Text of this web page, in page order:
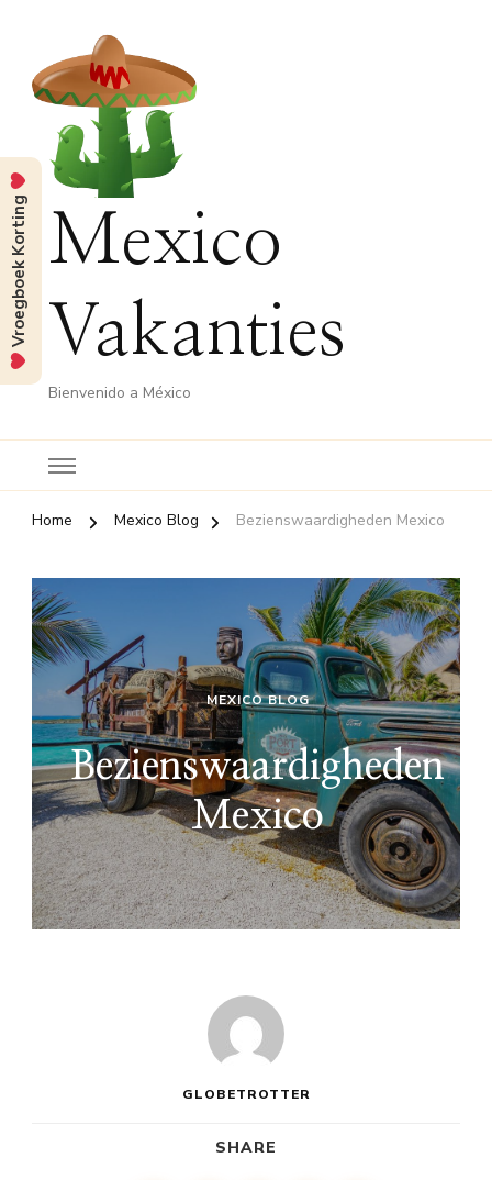
Mexico
Vakanties
Bienvenido a México
Home Mexico Blog Bezienswaardigheden Mexico
MEXICO BLOG
Bezienswaardigheden
Mexico
GLOBETROTTER
SHARE
Vroegboek Korting